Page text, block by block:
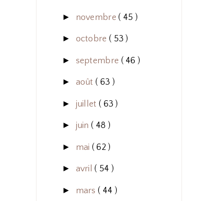
► novembre( 45 )
► octobre ( 53 )
► septembre ( 46 )
► août ( 63 )
► juillet ( 63 )
► juin ( 48 )
► mai ( 62 )
► avril( 54 )
► mars ( 44 )